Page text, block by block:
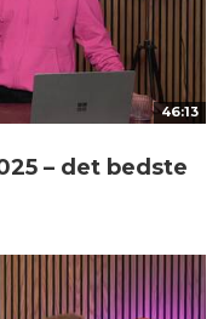
46:13
– det bedste